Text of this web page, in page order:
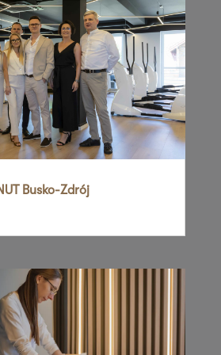
Zapisz mnie
Zapisz mnie
Wielkie
Busko-Zdrój